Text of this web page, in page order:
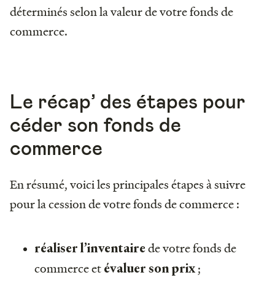
déterminés selon la valeur de votre fonds de
commerce.
Le récap’ des étapes pour
céder son fonds de
commerce
En résumé, voici les principales étapes à suivre
pour la cession de votre fonds de commerce :
réaliser l’inventairede votre fonds de
commerce et évaluer son prix ;